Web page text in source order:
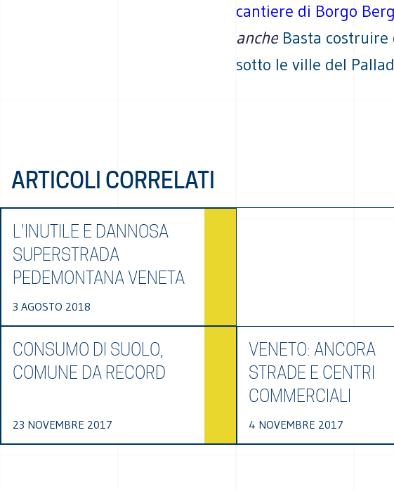
cantiere di Borgo
anche Basta
sotto le ville del
ARTICOLI CORRELATI
L'INUTILE E DANNOSA
SUPERSTRADA
PEDEMONTANA VENETA
3 AGOSTO 2018
CONSUMO DI SUOLO,
COMUNE DA RECORD
23 NOVEMBRE 2017
VENETO: ANCORA
STRADE E CENTRI
COMMERCIALI
4 NOVEMBRE 2017